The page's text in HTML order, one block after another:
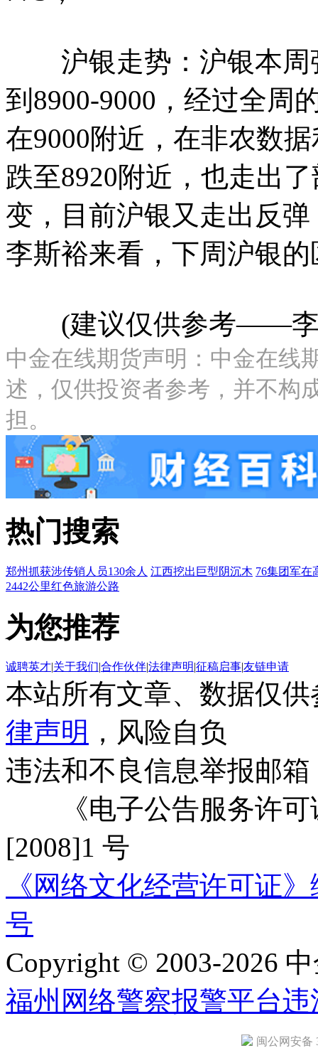
沪银走势：沪银本周
到8900-9000，经过全周
在9000附近，在非农数
跌至8920附近，也走出
变，目前沪银又走出反
李斯裕来看，下周沪银的
(建议仅供参考——李
中金在线期货声明：中金在线
述，仅供投资者参考，并不构
担。
热门搜索
郑州抓获涉传销人员130余人 江西挖出巨型阴沉木 76集团军在
2442公里红色旅游公路
为您推荐
诚聘英才|关于我们|合作伙伴|法律声明|征稿启事|友链申请
本站所有文章、数据仅
律声明 ，风险自负
违法和不良信息举报邮箱
《电子公告服务许可
[2008]1 号
《网络文化经营许可证
号
Copyright © 2003-2026
福州网络警察报警平台违
闽公网安备